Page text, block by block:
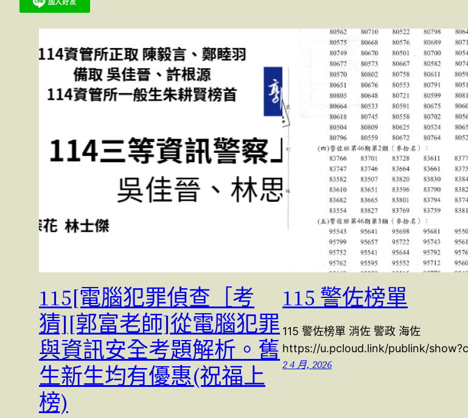
115[電腦犯罪偵查［考
猜][郭富老師]從電腦犯罪
與資訊安全考題解析。舊
生新生均有優惠(祝福上
榜)
115 警佐榜單
115 警佐榜單 消佐 警政 海佐
https://u.pcloud.link/publink/
2 4 月, 2026